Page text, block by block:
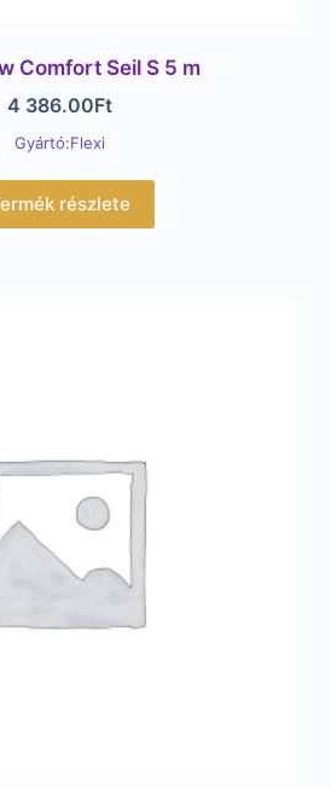
Comfort Seil S 5 m
4 386.00Ft
Gyártó:Flexi
részlete